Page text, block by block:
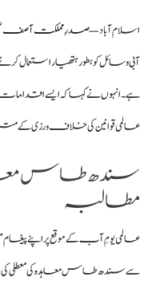
اسلام آباد —صدرِ مملکت آصف
آبی وسائل کو بطور ہتھیار
ہے۔ انہوں نے کہا کہ ایسے
عالمی قوانین کی خلاف ورزی کے
سندھ طاس
مطالبہ
عالمی یومِ آب کے موقع پر
سے سندھ طاس معاہدہ کی معطلی کی